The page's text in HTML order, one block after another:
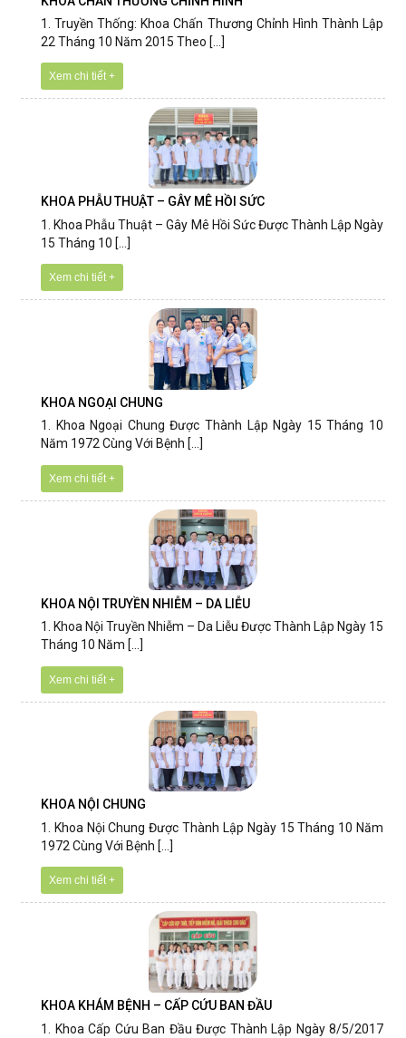
1. Truyền Thống: Khoa Chấn Thương Chỉnh Hình Thành Lập
22 Tháng 10 Năm 2015 Theo [...]
Xem chi tiết +
KHOA PHẪU THUẬT – GÂY MÊ HỒI SỨC
1. Khoa Phẫu Thuật – Gây Mê Hồi Sức Được Thành Lập Ngày
15 Tháng 10 [...]
Xem chi tiết +
KHOA NGOẠI CHUNG
1. Khoa Ngoại Chung Được Thành Lập Ngày 15 Tháng 10
Năm 1972 Cùng Với Bệnh [...]
Xem chi tiết +
KHOA NỘI TRUYỀN NHIỄM – DA LIỄU
1. Khoa Nội Truyền Nhiễm – Da Liễu Được Thành Lập Ngày 15
Tháng 10 Năm [...]
Xem chi tiết +
KHOA NỘI CHUNG
1. Khoa Nội Chung Được Thành Lập Ngày 15 Tháng 10 Năm
1972 Cùng Với Bệnh [...]
Xem chi tiết +
KHOA KHÁM BỆNH – CẤP CỨU BAN ĐẦU
1. Khoa Cấp Cứu Ban Đầu Được Thành Lập Ngày 8/5/2017